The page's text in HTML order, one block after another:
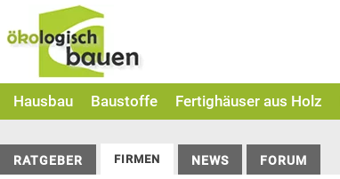
to
content
Hausbau Baustoffe Fertighäuser aus Holz
RATGEBER FIRMEN NEWS FORUM